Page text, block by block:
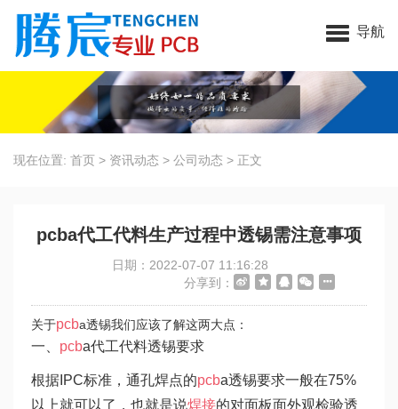
昆山腾宸电子科技有限公司
导航
现在位置: 首页 > 资讯动态 > 公司动态 > 正文
pcba代工代料生产过程中透锡需注意事项
日期：2022-07-07 11:16:28
分享到：
关于pcba透锡我们应该了解这两大点：
一、 pcba代工代料透锡要求
根据IPC标准，通孔焊点的pcba透锡要求一般在75%
以上就可以了，也就是说焊接的对面板面外观检验透